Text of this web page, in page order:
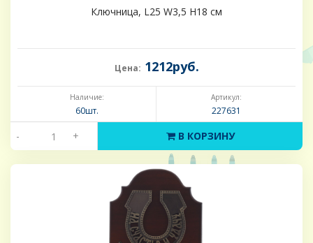
Ключница, L25 W3,5 H18 см
Цена: 1212руб.
Наличие:
60шт.
Артикул:
227631
- + В КОРЗИНУ